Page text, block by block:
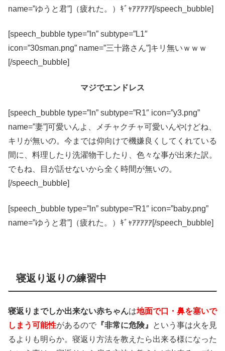
name=”ゆうと君”]（疲れた。）ｷﾞｬｱｱｱｱｱ[/speech_bubble]
[speech_bubble type=”ln” subtype=”L1″
icon=”30sman.png” name=”三十路さん”]キリ無いｗｗｗ
[/speech_bubble]
マジでエンドレス
[speech_bubble type=”ln” subtype=”R1″ icon=”y3.png”
name=”妻”]可愛いんよ、メチャクチャ可愛いんやけどね、
キリが無いの。今までは仰向けで機嫌良くしてくれている
間に、料理したり洗濯物干したり、色々な事が出来た訳。
でもね、目が話せないから全く時間が無いの。
[/speech_bubble]
[speech_bubble type=”ln” subtype=”R1″ icon=”baby.png”
name=”ゆうと君”]（疲れた。）ｷﾞｬｱｱｱｱｱ[/speech_bubble]
寝返り返りの練習中
寝返りまでしか出来ない赤ちゃんは地面で口・鼻を塞いで
しまう可能性があるので 『非常に危険』
という事は火を見
るよりも明らか。寝返り方法を教えたら出来る様になった